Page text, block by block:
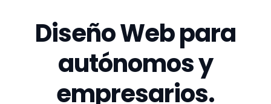
Diseño Web para
autónomos y
empresarios.